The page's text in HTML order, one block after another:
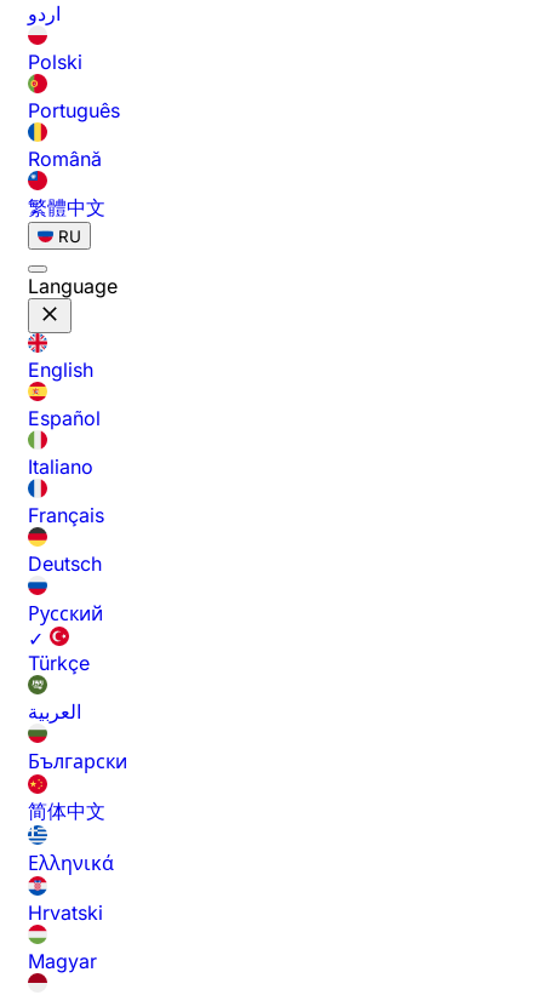
اردو
Polski
Português
Română
繁體中文
RU
Language
English
Español
Italiano
Français
Deutsch
Русский
✓
Türkçe
العربية
Български
简体中文
Ελληνικά
Hrvatski
Magyar